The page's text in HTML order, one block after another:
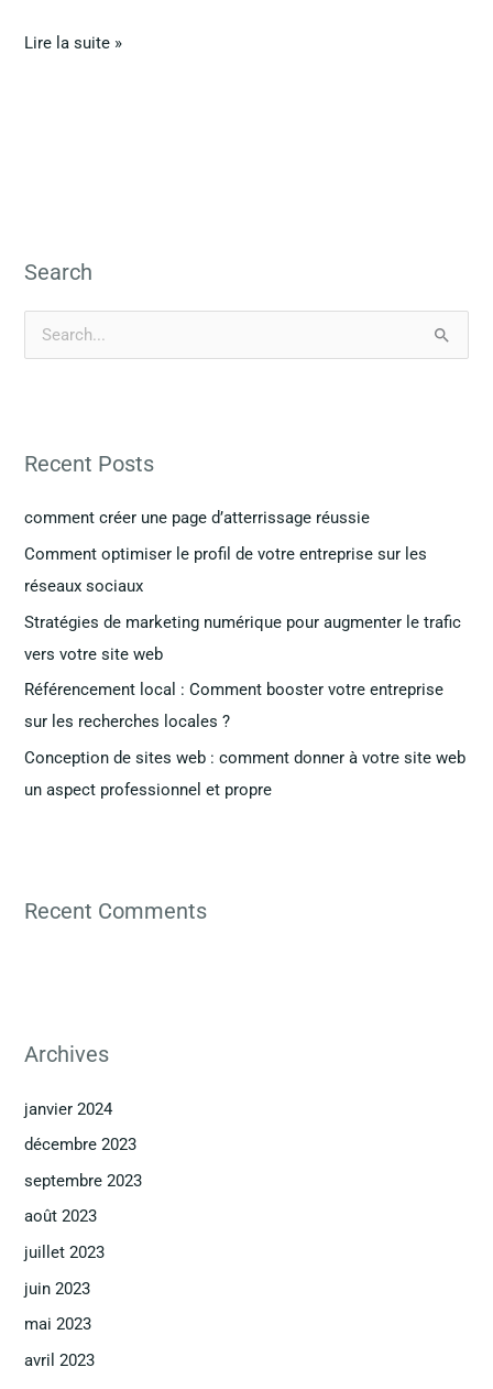
Search
e
h
e
r
:
Recent Posts
comment créer une page d’atterrissage réussie
Comment optimiser le profil de votre entreprise sur les
réseaux sociaux
Stratégies de marketing numérique pour augmenter le trafic
vers votre site web
Référencement local : Comment booster votre entreprise
sur les recherches locales ?
Conception de sites web : comment donner à votre site web
un aspect professionnel et propre
Recent Comments
Archives
janvier 2024
décembre 2023
septembre 2023
août 2023
juillet 2023
juin 2023
mai 2023
avril 2023
Lire la suite »